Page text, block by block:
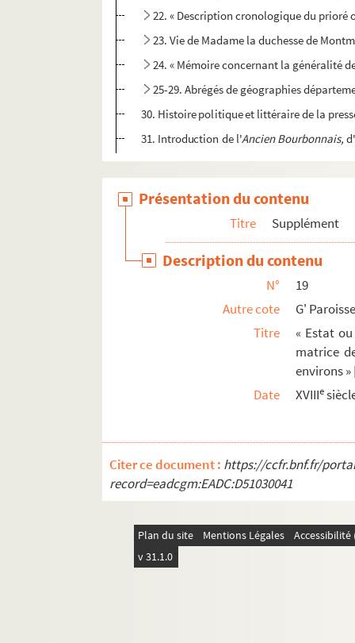
22. « Description cronologique du
23. Vie de Madame la duchesse de
24. « Mémoire concernant la généralité
25-29. Abrégés de géographies
30. Histoire politique et littéraire de la
31. Introduction de l'Ancien Bourbonnais,
Présentation du contenu
Titre Supplément
Description du contenu
N°
19
Autre cote
G'
Titre
« Estat
matrice
environs
Date
XVIIIe
Citer ce document : https://ccfr.bnf.fr/
record=eadcgm:EADC:D51030041
Plan du site Mentions Légales
v 31.1.0